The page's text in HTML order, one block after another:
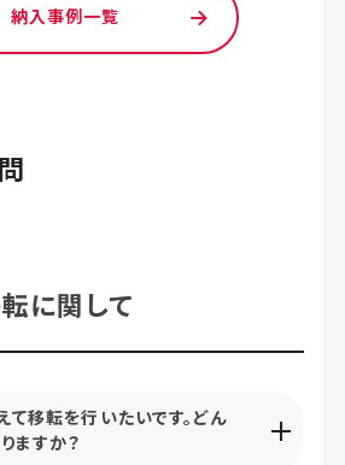
納入事例一覧
に関して
て移転を行いたいです。どん
ますか？